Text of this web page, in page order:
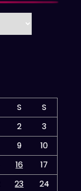
S
S
2
3
9
10
16
17
23
24